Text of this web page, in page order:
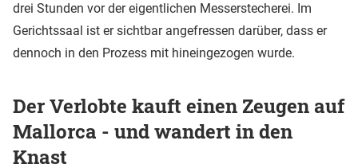
drei Stunden vor der eigentlichen Messerstecherei. Im
Gerichtssaal ist er sichtbar angefressen darüber, dass er
dennoch in den Prozess mit hineingezogen wurde.
Der Verlobte kauft einen Zeugen auf
Mallorca - und wandert in den
Knast